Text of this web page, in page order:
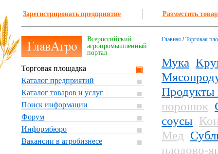
Зарегистрировать предприятие Разместить
Всероссийский
агропромышленный
портал
Торговая площадка
Каталог предприятий
Каталог товаров и услуг
Поиск информации
Форум
Информбюро
Вакансии в агробизнесе
Главная /Торговая
Мука
Продукты
порошок
соусы
Мед
плодово-